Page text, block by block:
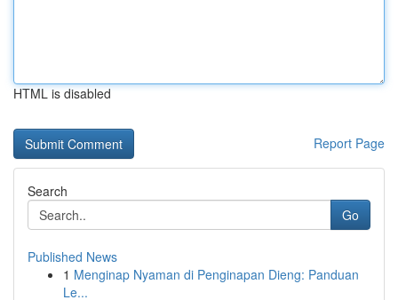
HTML is disabled
Report Page
Search
Go
Published News
1 Menginap Nyaman di Penginapan Dieng: Panduan
Le...